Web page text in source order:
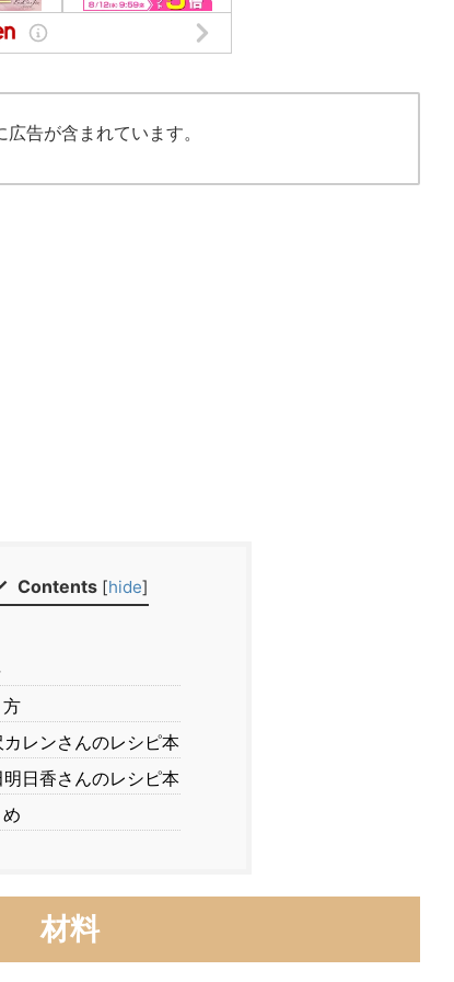
広告が含まれています。
Contents [hide]
レンさんのレシピ本
日香さんのレシピ本
材料